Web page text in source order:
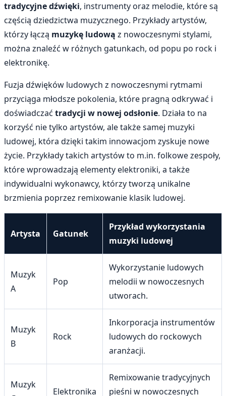
tradycyjne dźwięki, instrumenty oraz melodie, które są
częścią dziedzictwa muzycznego. Przykłady artystów,
którzy łączą muzykę ludową z nowoczesnymi stylami,
można znaleźć w różnych gatunkach, od popu po rock i
elektronikę.
Fuzja dźwięków ludowych z nowoczesnymi rytmami
przyciąga młodsze pokolenia, które pragną odkrywać i
doświadczać tradycji w nowej odsłonie. Działa to na
korzyść nie tylko artystów, ale także samej muzyki
ludowej, która dzięki takim innowacjom zyskuje nowe
życie. Przykłady takich artystów to m.in. folkowe zespoły,
które wprowadzają elementy elektroniki, a także
indywidualni wykonawcy, którzy tworzą unikalne
brzmienia poprzez remixowanie klasik ludowej.
Artysta Gatunek
Przykład wykorzystania
muzyki ludowej
Muzyk
A
Pop
Wykorzystanie ludowych
melodii w nowoczesnych
utworach.
Muzyk
B
Rock
Inkorporacja instrumentów
ludowych do rockowych
aranżacji.
Muzyk
Elektronika
Remixowanie tradycyjnych
pieśni w nowoczesnych